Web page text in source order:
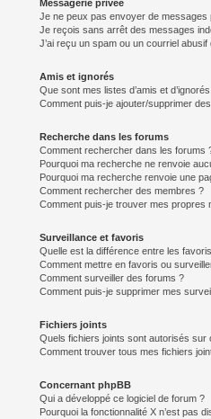
Messagerie privée
Je ne peux pas envoyer de messages
Je reçois sans arrêt des messages
J’ai reçu un spam ou un courriel abusif
Amis et ignorés
Que sont mes listes d’amis et
Comment puis-je ajouter/supprimer
Recherche dans les forums
Comment rechercher dans les forums
Pourquoi ma recherche ne renvoie
Pourquoi ma recherche renvoie une
Comment rechercher des membres ?
Comment puis-je trouver mes propres
Surveillance et favoris
Quelle est la différence entre les
Comment mettre en favoris ou
Comment surveiller des forums ?
Comment puis-je supprimer mes
Fichiers joints
Quels fichiers joints sont autorisés sur
Comment trouver tous mes fichiers
Concernant phpBB
Qui a développé ce logiciel de forum ?
Pourquoi la fonctionnalité X n’est pas